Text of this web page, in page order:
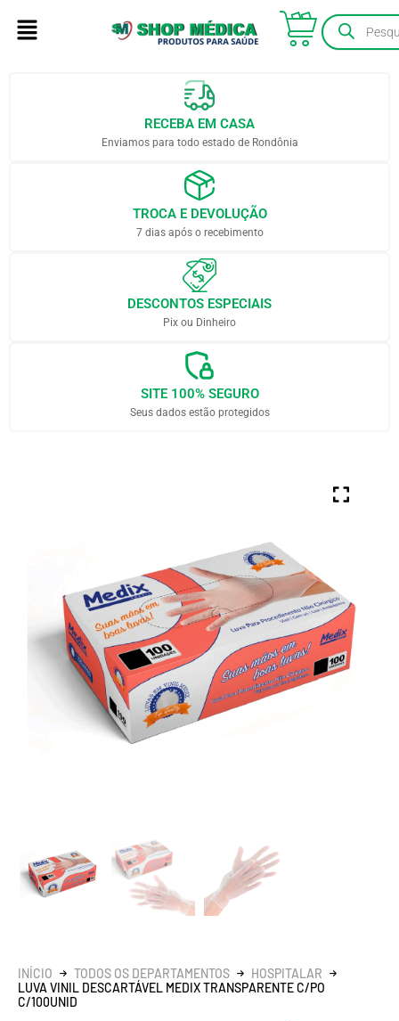
RECEBA EM CASA
Enviamos para todo estado de Rondônia
TROCA E DEVOLUÇÃO
7 dias após o recebimento
DESCONTOS ESPECIAIS
Pix ou Dinheiro
SITE 100% SEGURO
Seus dados estão protegidos
INÍCIO TODOS OS DEPARTAMENTOS
HOSPITALAR
LUVA VINIL DESCARTÁVEL MEDIX TRANSPARENTE C/PO
C/100UNID